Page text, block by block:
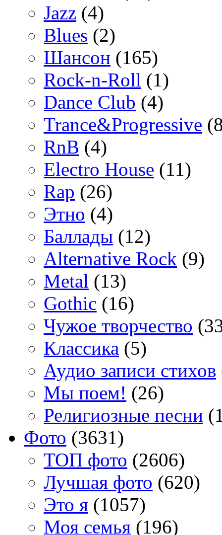
Jazz (4)
Blues (2)
Шансон (165)
Rock-n-Roll (1)
Dance Club (4)
Trance&Progressive
RnB (4)
Electro House (11)
Rap (26)
Этно (4)
Баллады (12)
Alternative Rock (9)
Metal (13)
Gothic (16)
Чужое творчество
Классика (5)
Аудио записи стихов
Мы поем! (26)
Религиозные песни
Фото (3631)
TOП фото (2606)
Лучшая фото (620)
Это я (1057)
Моя семья (196)